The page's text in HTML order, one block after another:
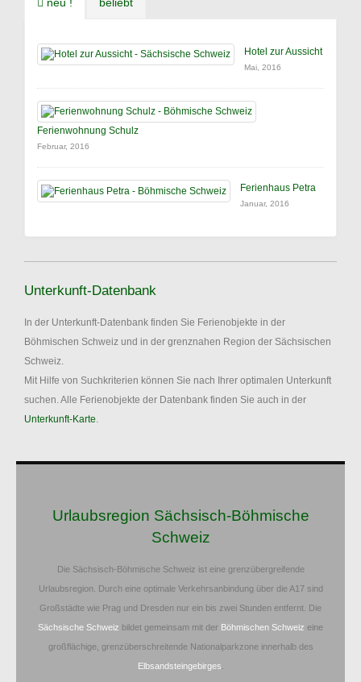
Hotel zur Aussicht
Mai, 2016
Ferienwohnung Schulz
Februar, 2016
Ferienhaus Petra
Januar, 2016
Unterkunft-Datenbank
In der Unterkunft-Datenbank finden Sie Ferienobjekte in der
Böhmischen Schweiz und in der grenznahen Region der Sächsischen
Schweiz.
Mit Hilfe von Suchkriterien können Sie nach Ihrer optimalen Unterkunft
suchen. Alle Ferienobjekte der Datenbank finden Sie auch in der
Unterkunft-Karte.
Urlaubsregion Sächsisch-Böhmische
Schweiz
Die Sächsisch-Böhmische Schweiz ist eine grenzübergreifende
Urlaubsregion. Durch eine optimale Verkehrsanbindung über die A17 sind
Großstädte wie Prag und Dresden nur ein bis zwei Stunden entfernt. Die
Sächsische Schweiz bildet gemeinsam mit der Böhmischen Schweiz eine
großflächige, grenzüberschreitende Nationalparkzone innerhalb des
Elbsandsteingebirges